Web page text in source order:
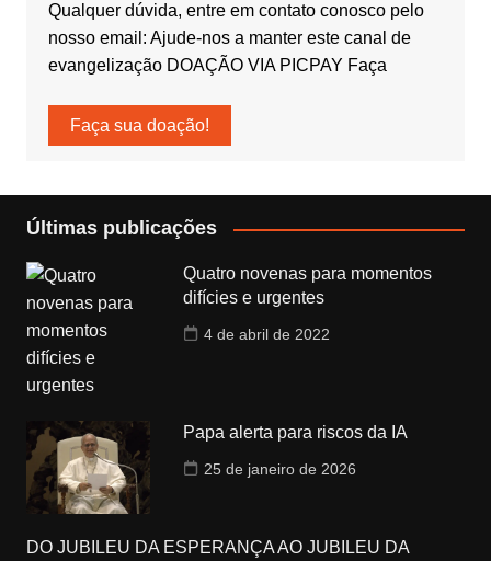
Qualquer dúvida, entre em contato conosco pelo
nosso email: Ajude-nos a manter este canal de
evangelização DOAÇÃO VIA PICPAY Faça
Faça sua doação!
Últimas publicações
Quatro novenas para momentos
difícies e urgentes
4 de abril de 2022
Papa alerta para riscos da IA
25 de janeiro de 2026
DO JUBILEU DA ESPERANÇA AO JUBILEU DA